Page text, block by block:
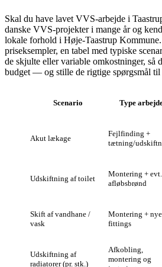
Skal du have lavet VVS‑arbejde i
danske VVS‑projekter i mange år og
lokale forhold i Høje‑Taastrup
priseksempler, en tabel med typiske
de skjulte eller variable omkostninger, så
budget — og stille de rigtige spørgsmål
Scenario Type
Akut lækage
Fejlfinding +
tætning/
Udskiftning af toilet
Montering +
afløbsbrønd
Skift af vandhane /
vask
Montering + nye
fittings
Udskiftning af
radiatorer (pr. stk.)
Afkobling,
montering og